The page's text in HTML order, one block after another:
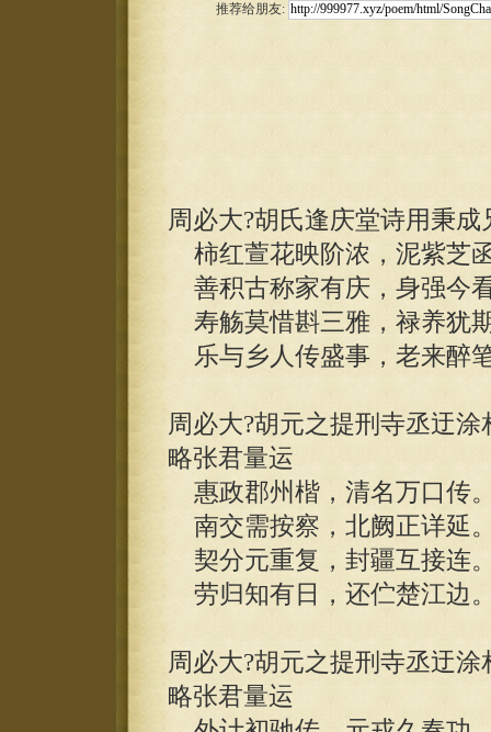
推荐给朋友:
周必大?胡氏逢庆堂诗用秉成
柿红萱花映阶浓，泥紫芝
善积古称家有庆，身强今
寿觞莫惜斟三雅，禄养犹
乐与乡人传盛事，老来醉
周必大?胡元之提刑寺丞迂
略张君量运
惠政郡州楷，清名万口传
南交需按察，北阙正详延
契分元重复，封疆互接连
劳归知有日，还伫楚江边
周必大?胡元之提刑寺丞迂
略张君量运